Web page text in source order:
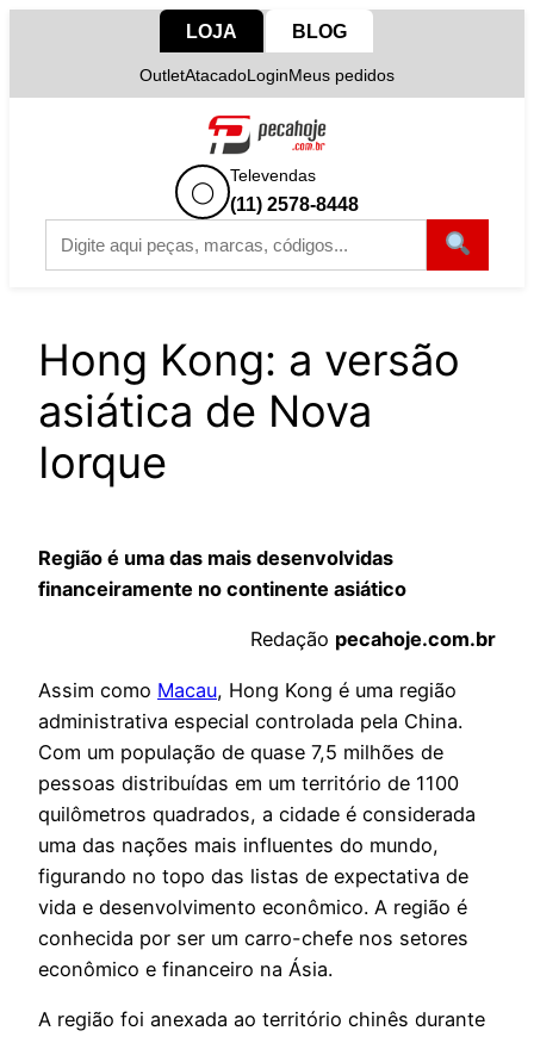
LOJA BLOG
OutletAtacadoLoginMeus pedidos
◯
Televendas
(11) 2578-8448
Hong Kong: a versão
asiática de Nova
Iorque
Região é uma das mais desenvolvidas
financeiramente no continente asiático
Redação pecahoje.com.br
Assim como Macau, Hong Kong é uma região
administrativa especial controlada pela China.
Com um população de quase 7,5 milhões de
pessoas distribuídas em um território de 1100
quilômetros quadrados, a cidade é considerada
uma das nações mais influentes do mundo,
figurando no topo das listas de expectativa de
vida e desenvolvimento econômico. A região é
conhecida por ser um carro-chefe nos setores
econômico e financeiro na Ásia.
A região foi anexada ao território chinês durante